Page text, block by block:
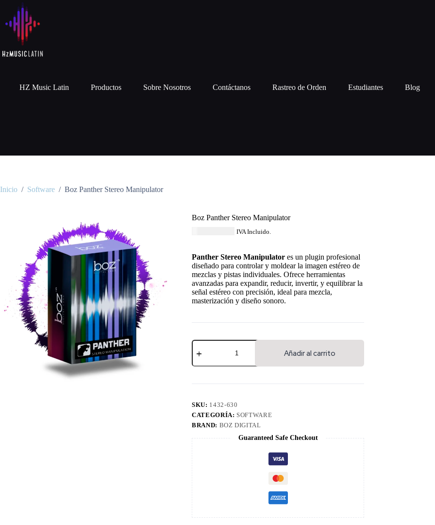
HZ Music Latin Productos Sobre Nosotros Contáctanos Rastreo de Orden Estudiantes Blog
Inicio / Software / Boz Panther Stereo Manipulator
Boz Panther Stereo Manipulator
IVA Incluido.
Panther Stereo Manipulator es un plugin profesional
diseñado para controlar y moldear la imagen estéreo de
mezclas y pistas individuales. Ofrece herramientas
avanzadas para expandir, reducir, invertir, y equilibrar la
señal estéreo con precisión, ideal para mezcla,
masterización y diseño sonoro.
Añadir al carrito
SKU: 1432-630
CATEGORÍA: SOFTWARE
BRAND: BOZ DIGITAL
Guaranteed Safe Checkout